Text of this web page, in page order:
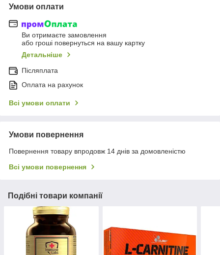
Умови оплати
Ви отримаєте замовлення
або гроші повернуться на вашу картку
Детальніше
Післяплата
Оплата на рахунок
Всі умови оплати
Умови повернення
Повернення товару впродовж 14 днів за домовленістю
Всі умови повернення
Подібні товари компанії